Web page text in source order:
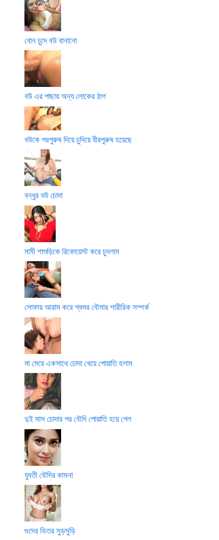
বোন চুদে বউ বানানো
বউ এর পাছায় অন্য লোকের ঠাপ
বউকে পরপুরুষ দিয়ে চুদিয়ে বীরপুরুষ হয়েছে
বন্ধুর বউ চোদা
মামী শাশুড়িকে রিকোয়েস্ট করে চুদলাম
সোফায় আরাম করে শ্বশুর বৌমার শারীরিক সম্পর্ক
মা মেয়ে একসাথে চোদা খেয়ে পোয়াতি হলাম
দুই মাস চোদার পর বৌদি পোয়াতি হয়ে গেল
যুবতী বৌদির কামনা
গুদের ভিতর সুড়সুড়ি